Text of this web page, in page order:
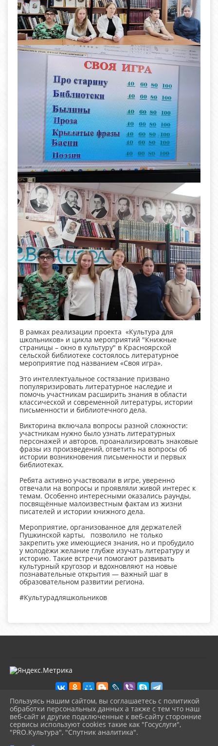
В рамках реализации проекта «Культура для
школьников» и цикла мероприятий "Книжные
страницы – окно в культуру" в Красноярской
сельской библиотеке состоялось литературное
мероприятие под названием «Своя игра».
Это интеллектуальное состязание призвано
популяризировать литературное наследие и
помочь участникам расширить знания в области
классической и современной литературы, истории
письменности и библиотечного дела.
Викторина включала вопросы разной сложности:
участникам нужно было узнать литературных
персонажей и авторов, проанализировать знаковые
фразы из произведений, ответить на вопросы об
истории возникновения письменности и первых
библиотеках.
Ребята активно участвовали в игре, уверенно
отвечали на вопросы и проявляли живой интерес к
темам. Особенно интересными оказались раунды,
посвящённые малоизвестным фактам из жизни
писателей и истории книжного дела.
Мероприятие, организованное для держателей
Пушкинской карты, позволило не только
закрепить уже имеющиеся знания, но и пробудило
у молодёжи желание глубже изучать литературу и
историю. Такие встречи помогают развивать
культурный кругозор и вдохновляют на новые
познавательные открытия — важный шаг в
образовательном развитии региона.
#Культурадляшкольников
2026 г. kultura-uvat.ru
Вход
Карта сайта
Политика обработки персональных данных
Пользуясь нашим сайтом, вы соглашаетесь с политикой
обработки персональных данных а также с тем что наш
веб-сайт и другие подключенные к веб-сайту сторонние
сервисы используют cookies такие как "Госуслуги",
"PRO.Культура", "Спутник аналитика".